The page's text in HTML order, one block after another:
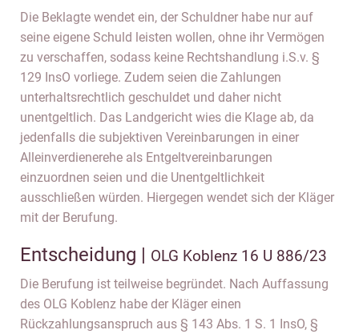
Die Beklagte wendet ein, der Schuldner habe nur auf
seine eigene Schuld leisten wollen, ohne ihr Vermögen
zu verschaffen, sodass keine Rechtshandlung i.S.v. §
129 InsO vorliege. Zudem seien die Zahlungen
unterhaltsrechtlich geschuldet und daher nicht
unentgeltlich. Das Landgericht wies die Klage ab, da
jedenfalls die subjektiven Vereinbarungen in einer
Alleinverdienerehe als Entgeltvereinbarungen
einzuordnen seien und die Unentgeltlichkeit
ausschließen würden. Hiergegen wendet sich der Kläger
mit der Berufung.
Entscheidung | OLG Koblenz 16 U 886/23
Die Berufung ist teilweise begründet. Nach Auffassung
des OLG Koblenz habe der Kläger einen
Rückzahlungsanspruch aus § 143 Abs. 1 S. 1 InsO, §